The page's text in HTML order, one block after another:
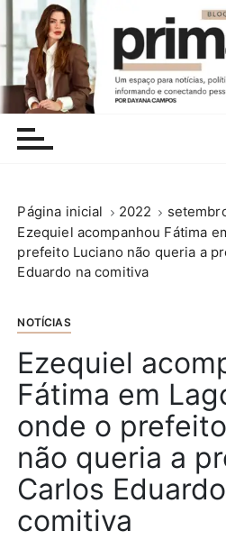
Página inicial 2022
Ezequiel acompanhou Fátima
prefeito Luciano não queria a
Eduardo na comitiva
NOTÍCIAS
Ezequiel
Fátima em
onde o
não queria a
Carlos
comitiva